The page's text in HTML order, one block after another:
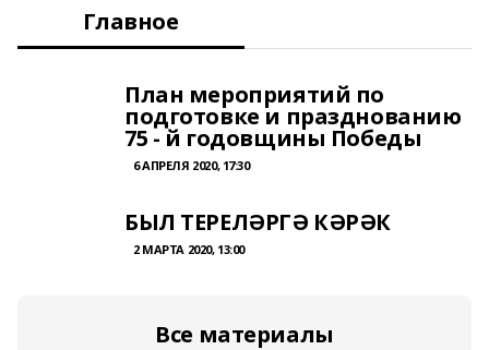
Главное
План мероприятий по
подготовке и празднованию
75 - й годовщины Победы
6 АПРЕЛЯ 2020, 17:30
БЫЛ ТЕРЕЛӘРГӘ КӘРӘК
2 МАРТА 2020, 13:00
Все материалы